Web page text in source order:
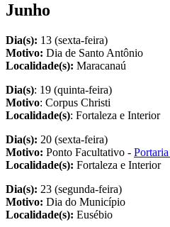
Junho
Dia(s): 13 (sexta-feira)
Motivo: Dia de Santo Antônio
Localidade(s): Maracanaú
Dia(s): 19 (quinta-feira)
Motivo: Corpus Christi
Localidade(s): Fortaleza e Interior
Dia(s): 20 (sexta-feira)
Motivo: Ponto Facultativo -
Localidade(s): Fortaleza e Interior
Dia(s): 23 (segunda-feira)
Motivo: Dia do Município
Localidade(s): Eusébio